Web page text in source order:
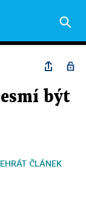
být
ČLÁNEK